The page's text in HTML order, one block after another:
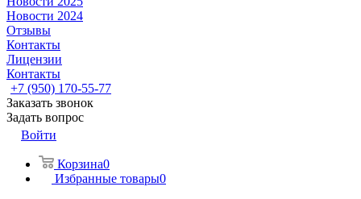
Новости 2024
Отзывы
Контакты
Лицензии
Контакты
+7 (950) 170-55-77
Заказать звонок
Задать вопрос
Войти
Корзина0
Избранные товары0